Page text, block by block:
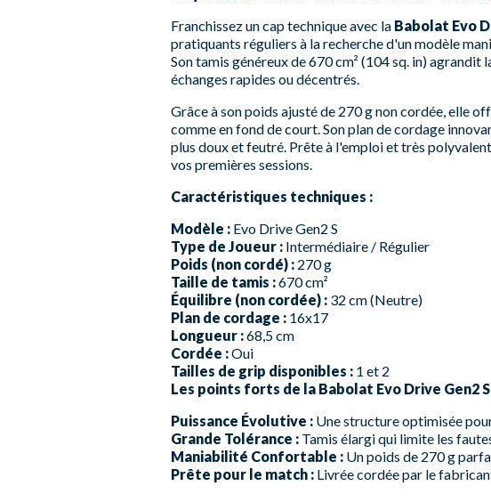
Franchissez un cap technique avec la Babolat Evo
pratiquants réguliers à la recherche d'un modèle
Son tamis généreux de 670 cm² (104 sq. in)
échanges rapides ou décentrés.
Grâce à son poids ajusté de 270 g non cordée, elle
comme en fond de court. Son plan de cordage
plus doux et feutré. Prête à l'emploi et très
vos premières sessions.
Caractéristiques techniques :
Modèle : Evo Drive Gen2 S
Type de Joueur : Intermédiaire / Régulier
Poids (non cordé) : 270 g
Taille de tamis :670 cm²
Équilibre (non cordée) : 32 cm (Neutre)
Plan de cordage : 16x17
Longueur :68,5 cm
Cordée :Oui
Tailles de grip disponibles : 1 et 2
Les points forts de la Babolat Evo Drive Gen2 S
Puissance Évolutive : Une structure optimisée
Grande Tolérance : Tamis élargi qui limite les
Maniabilité Confortable : Un poids de 270 g
Prête pour le match : Livrée cordée par le